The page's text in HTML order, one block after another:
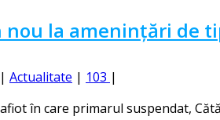
nou la amenințări de
| Actualitate | 103 |
în care primarul suspendat,